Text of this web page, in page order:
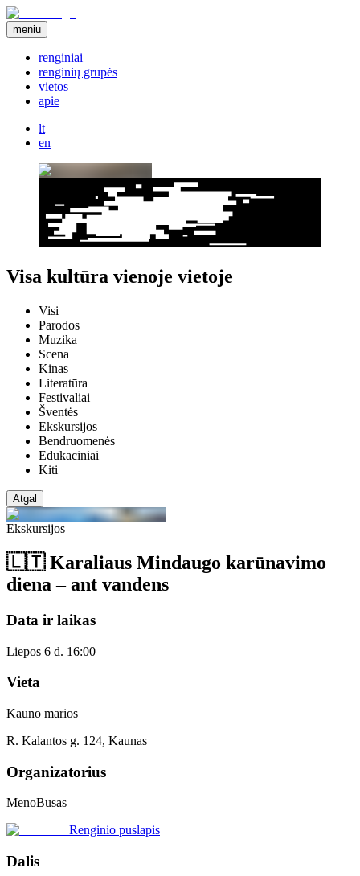
meniu
renginiai
renginių grupės
vietos
apie
lt
en
Visa kultūra vienoje vietoje
Visi
Parodos
Muzika
Scena
Kinas
Literatūra
Festivaliai
Šventės
Ekskursijos
Bendruomenės
Edukaciniai
Kiti
Atgal
Ekskursijos
🇱🇹 Karaliaus Mindaugo karūnavimo
diena – ant vandens
Data ir laikas
Liepos 6 d. 16:00
Vieta
Kauno marios
R. Kalantos g. 124, Kaunas
Organizatorius
MenoBusas
Renginio puslapis
Dalis